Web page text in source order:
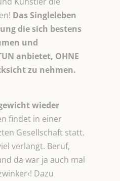
Das Singleleben
die sich bestens
und
anbietet, OHNE
zu nehmen.
wieder
findet in einer
Gesellschaft statt.
verlangt. Beruf,
da war ja auch mal
Dazu